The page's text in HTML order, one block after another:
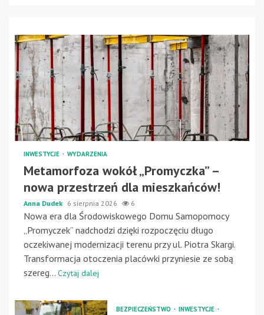
INWESTYCJE WYDARZENIA
Metamorfoza wokół „Promyczka” –
nowa przestrzeń dla mieszkańców!
Anna Dudek 6 sierpnia 2026 6
Nowa era dla Środowiskowego Domu Samopomocy
„Promyczek” nadchodzi dzięki rozpoczęciu długo
oczekiwanej modernizacji terenu przy ul. Piotra Skargi.
Transformacja otoczenia placówki przyniesie ze sobą
szereg... Czytaj dalej
BEZPIECZEŃSTWO
INWESTYCJE